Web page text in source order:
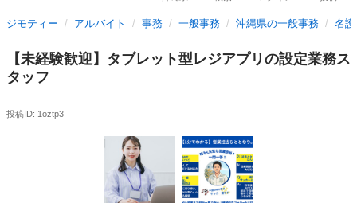
ジモティー アルバイト 事務 一般事務 沖縄県の一般事務 名
【未経験歓迎】タブレット型レジアプリの設定業務ス
タッフ
投稿ID: 1oztp3